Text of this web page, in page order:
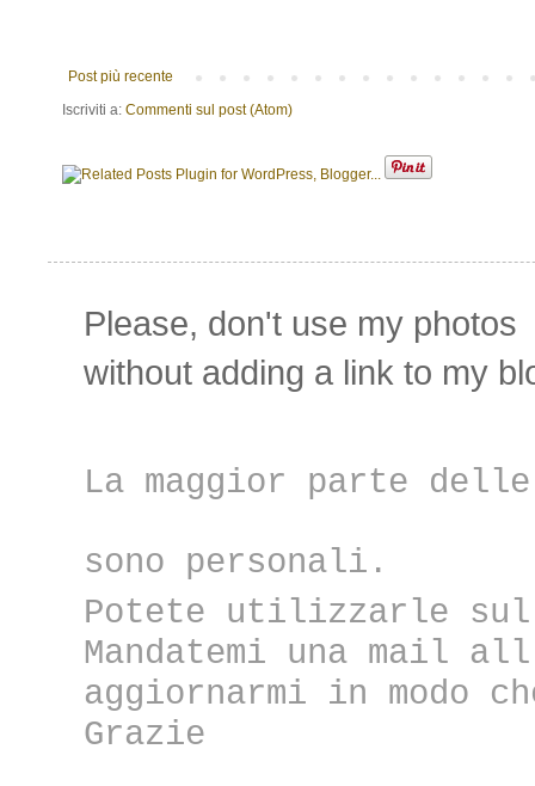
Post più recente
Iscriviti a: Commenti sul post (Atom)
Please, don't use my photos
without adding a link to my
La maggior parte
sono personali.
Potete utilizzarle
Mandatemi una mail
aggiornarmi in modo
Grazie